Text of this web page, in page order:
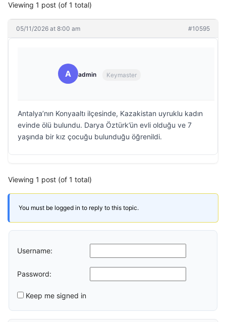
Viewing 1 post (of 1 total)
05/11/2026 at 8:00 am #10595
A admin Keymaster
Antalya’nın Konyaaltı ilçesinde, Kazakistan uyruklu kadın
evinde ölü bulundu. Darya Öztürk’ün evli olduğu ve 7
yaşında bir kız çocuğu bulunduğu öğrenildi.
Viewing 1 post (of 1 total)
You must be logged in to reply to this topic.
Username:
Password:
Keep me signed in